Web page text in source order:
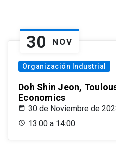
30 NOV
Organización Industrial
Doh Shin Jeon,
Economics
30 de Noviembre de
13:00 a 14:00